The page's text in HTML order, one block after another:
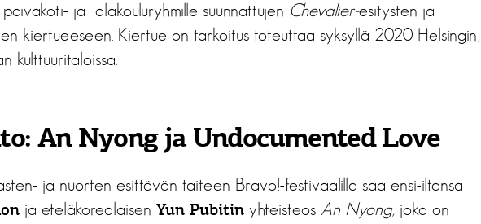
ja alakouluryhmille suunnattujen Chevalier-esitysten ja
kiertueeseen. Kiertue on tarkoitus toteuttaa syksyllä 2020 Helsingin,
kulttuuritaloissa.
An Nyong ja Undocumented Love
ja nuorten esittävän taiteen Bravo!-festivaalilla saa ensi-iltansa
ja eteläkorealaisen Yun Pubitin yhteisteos An Nyong, joka on